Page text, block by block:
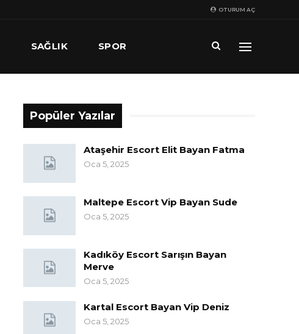
OTURUM AÇ
SAĞLIK SPOR
Popüler Yazılar
Ataşehir Escort Elit Bayan Fatma
Oca 5, 2025
Maltepe Escort Vip Bayan Sude
Oca 5, 2025
Kadıköy Escort Sarışın Bayan
Merve
Oca 5, 2025
Kartal Escort Bayan Vip Deniz
Oca 5, 2025